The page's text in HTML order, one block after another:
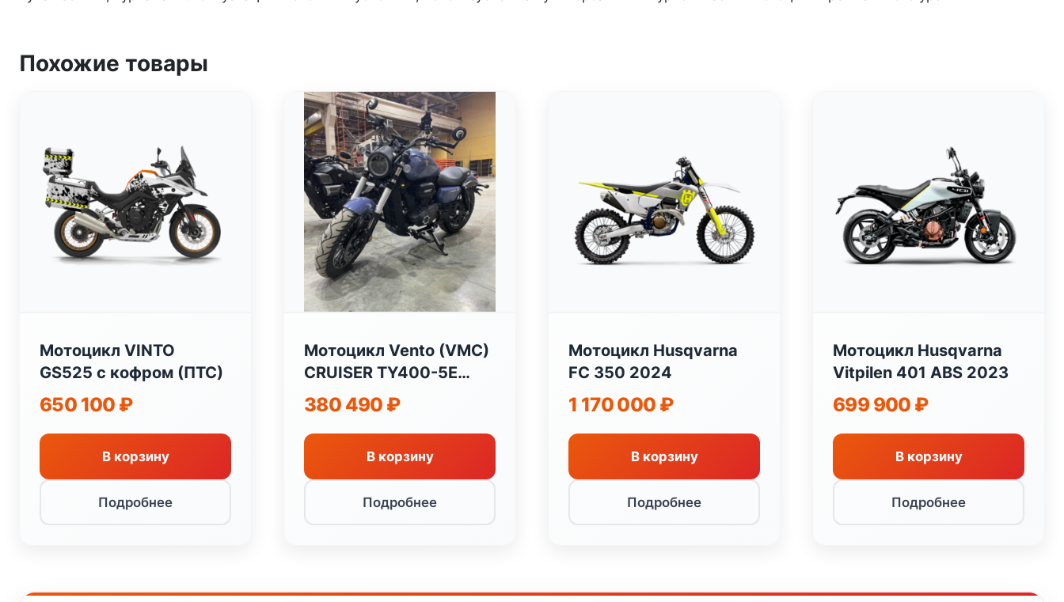
Похожие товары
Мотоцикл VINTO
GS525 с кофром (ПТС)
650 100 ₽
В корзину
Подробнее
Мотоцикл Vento (VMC)
CRUISER TY400-5E
407см3
380 490 ₽
В корзину
Подробнее
Мотоцикл Husqvarna
FC 350 2024
1 170 000 ₽
В корзину
Подробнее
Мотоцикл Husqvarna
Vitpilen 401 ABS 2023
699 900 ₽
В корзину
Подробнее